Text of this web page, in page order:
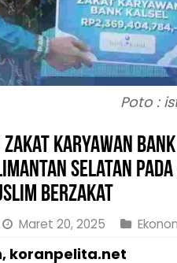
Poto :
Karyawan Bank
Selatan
Berzakat
Maret 20, 2025
koranpelita.net